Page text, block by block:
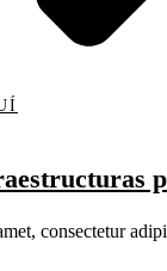
consectetur